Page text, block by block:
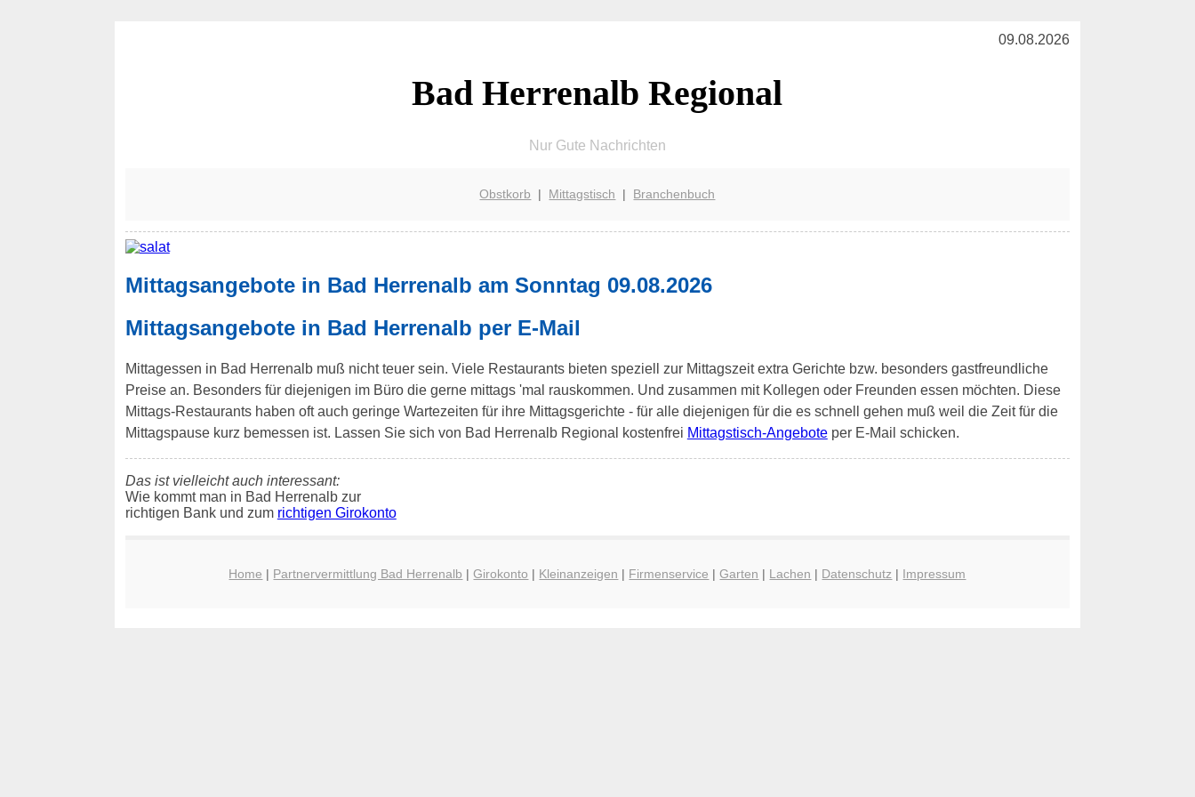
09.08.2026
Bad Herrenalb Regional
Nur Gute Nachrichten
Obstkorb | Mittagstisch | Branchenbuch
Mittagsangebote in Bad Herrenalb am Sonntag 09.08.2026
Mittagsangebote in Bad Herrenalb per E-Mail
Mittagessen in Bad Herrenalb muß nicht teuer sein. Viele Restaurants bieten speziell zur Mittagszeit extra Gerichte bzw. besonders gastfreundliche
Preise an. Besonders für diejenigen im Büro die gerne mittags 'mal rauskommen. Und zusammen mit Kollegen oder Freunden essen möchten. Diese
Mittags-Restaurants haben oft auch geringe Wartezeiten für ihre Mittagsgerichte - für alle diejenigen für die es schnell gehen muß weil die Zeit für die
Mittagspause kurz bemessen ist. Lassen Sie sich von Bad Herrenalb Regional kostenfrei Mittagstisch-Angeboteper E-Mail schicken.
Das ist vielleicht auch interessant:
Wie kommt man in Bad Herrenalb zur
richtigen Bank und zum richtigen Girokonto
Home | Partnervermittlung Bad Herrenalb |Girokonto | Kleinanzeigen | Firmenservice |Garten | Lachen | Datenschutz | Impressum